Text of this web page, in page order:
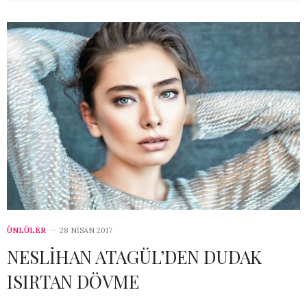
ÜNLÜLER 28 NISAN 2017
NESLİHAN ATAGÜL’DEN DUDAK
ISIRTAN DÖVME